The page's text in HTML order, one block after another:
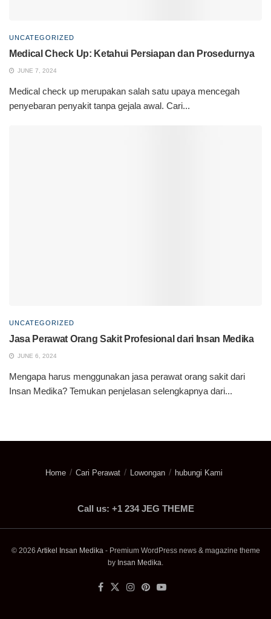
UNCATEGORIZED
Medical Check Up: Ketahui Persiapan dan Prosedurnya
JUNE 7, 2024
Medical check up merupakan salah satu upaya mencegah
penyebaran penyakit tanpa gejala awal. Cari...
UNCATEGORIZED
Jasa Perawat Orang Sakit Profesional dari Insan Medika
JUNE 6, 2024
Mengapa harus menggunakan jasa perawat orang sakit dari
Insan Medika? Temukan penjelasan selengkapnya dari...
Home Cari Perawat Lowongan hubungi Kami
Call us: +1 234 JEG THEME
© 2026 Artikel Insan Medika- Premium WordPress news & magazine theme
by Insan Medika.